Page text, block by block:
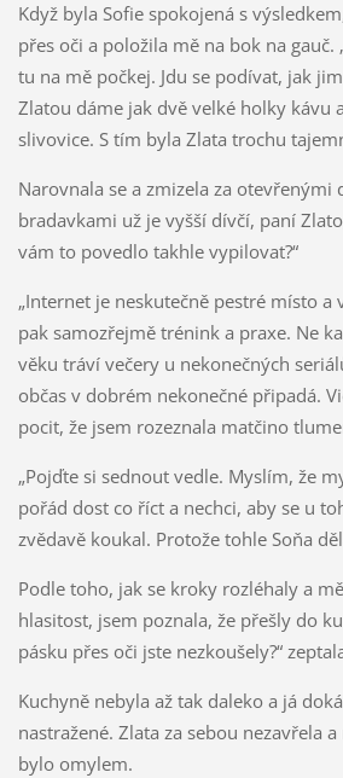
Když byla Sofie spokojená s
přes oči a položila mě na bok na gauč.
tu na mě počkej. Jdu se podívat, jak
Zlatou dáme jak dvě velké holky kávu
slivovice. S tím byla Zlata trochu
Narovnala se a zmizela za otevřenými
bradavkami už je vyšší dívčí, paní
vám to povedlo takhle vypilovat?“
„Internet je neskutečně pestré místo a
pak samozřejmě trénink a praxe. Ne
věku tráví večery u nekonečných
občas v dobrém nekonečné připadá.
pocit, že jsem rozeznala matčino
„Pojďte si sednout vedle. Myslím, že
pořád dost co říct a nechci, aby se u
zvědavě koukal. Protože tohle Soňa
Podle toho, jak se kroky rozléhaly a
hlasitost, jsem poznala, že přešly do
pásku přes oči jste nezkoušely?“
Kuchyně nebyla až tak daleko a já
nastražené. Zlata za sebou nezavřela
bylo omylem.